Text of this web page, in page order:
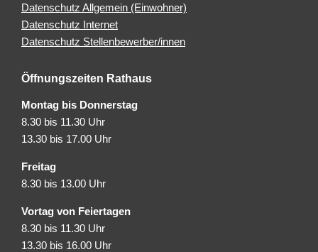
Datenschutz Allgemein (Einwohner)
Datenschutz Internet
Datenschutz Stellenbewerber/innen
Öffnungszeiten Rathaus
Montag bis Donnerstag
8.30 bis 11.30 Uhr
13.30 bis 17.00 Uhr
Freitag
8.30 bis 13.00 Uhr
Vortag von Feiertagen
8.30 bis 11.30 Uhr
13.30 bis 16.00 Uhr